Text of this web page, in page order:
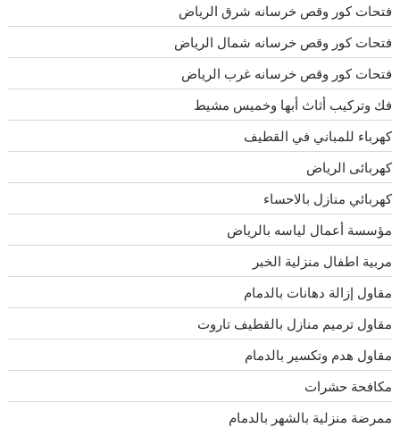
فتحات كور وقص خرسانه شرق الرياض
فتحات كور وقص خرسانه شمال الرياض
فتحات كور وقص خرسانه غرب الرياض
فك وتركيب أثاث أبها وخميس مشيط
كهرباء للمباني في القطيف
كهربائى الرياض
كهربائي منازل بالاحساء
مؤسسة أعمال لياسه بالرياض
مربية اطفال منزلية الخبر
مقاول إزالة دهانات بالدمام
مقاول ترميم منازل بالقطيف تاروت
مقاول هدم وتكسير بالدمام
مكافحة حشرات
ممرضة منزلية بالشهر بالدمام